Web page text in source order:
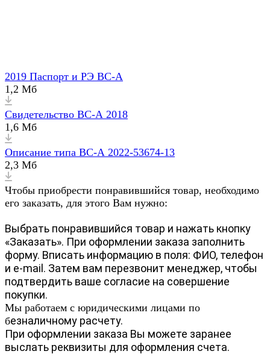
2019 Паспорт и РЭ ВС-А
1,2 Мб
Свидетельство ВС-А 2018
1,6 Мб
Описание типа ВС-А 2022-53674-13
2,3 Мб
Чтобы приобрести понравившийся товар, необходимо
его заказать, для этого Вам нужно:
Выбрать понравившийся товар и нажать кнопку
«Заказать». При оформлении заказа заполнить
форму. Вписать информацию в поля: ФИО, телефон
и e-mail. Затем вам перезвонит менеджер, чтобы
подтвердить ваше согласие на совершение
покупки.
Мы работаем с юридическими лицами по
безналичному расчету.
При оформлении заказа Вы можете заранее
выслать реквизиты для оформления счета.